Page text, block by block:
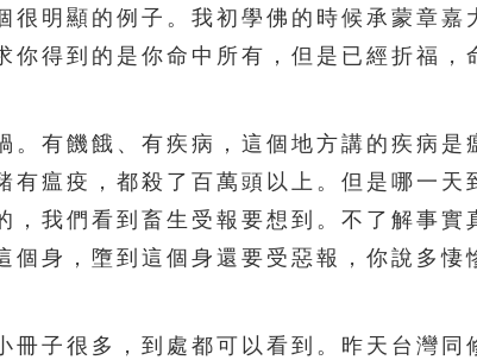
明顯的例子。我初學佛的時候承蒙章嘉
得到的是你命中所有，但是已經折福，
有饑餓、有疾病，這個地方講的疾病是
瘟疫，都殺了百萬頭以上。但是哪一天
我們看到畜生受報要想到。不了解事實
身，墮到這個身還要受惡報，你說多悽
子很多，到處都可以看到。昨天台灣同